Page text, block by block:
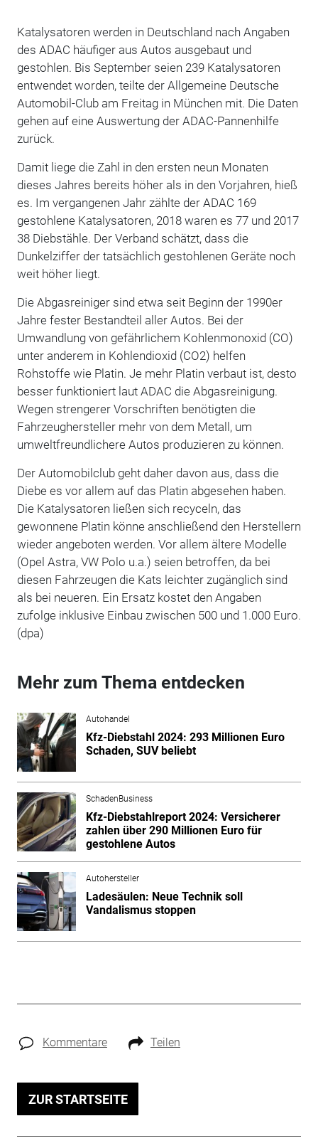
Katalysatoren werden in Deutschland nach Angaben
des ADAC häufiger aus Autos ausgebaut und
gestohlen. Bis September seien 239 Katalysatoren
entwendet worden, teilte der Allgemeine Deutsche
Automobil-Club am Freitag in München mit. Die Daten
gehen auf eine Auswertung der ADAC-Pannenhilfe
zurück.
Damit liege die Zahl in den ersten neun Monaten
dieses Jahres bereits höher als in den Vorjahren, hieß
es. Im vergangenen Jahr zählte der ADAC 169
gestohlene Katalysatoren, 2018 waren es 77 und 2017
38 Diebstähle. Der Verband schätzt, dass die
Dunkelziffer der tatsächlich gestohlenen Geräte noch
weit höher liegt.
Die Abgasreiniger sind etwa seit Beginn der 1990er
Jahre fester Bestandteil aller Autos. Bei der
Umwandlung von gefährlichem Kohlenmonoxid (CO)
unter anderem in Kohlendioxid (CO2) helfen
Rohstoffe wie Platin. Je mehr Platin verbaut ist, desto
besser funktioniert laut ADAC die Abgasreinigung.
Wegen strengerer Vorschriften benötigten die
Fahrzeughersteller mehr von dem Metall, um
umweltfreundlichere Autos produzieren zu können.
Der Automobilclub geht daher davon aus, dass die
Diebe es vor allem auf das Platin abgesehen haben.
Die Katalysatoren ließen sich recyceln, das
gewonnene Platin könne anschließend den Herstellern
wieder angeboten werden. Vor allem ältere Modelle
(Opel Astra, VW Polo u.a.) seien betroffen, da bei
diesen Fahrzeugen die Kats leichter zugänglich sind
als bei neueren. Ein Ersatz kostet den Angaben
zufolge inklusive Einbau zwischen 500 und 1.000 Euro.
(dpa)
Mehr zum Thema entdecken
Autohandel
Kfz-Diebstahl 2024: 293 Millionen Euro
Schaden, SUV beliebt
SchadenBusiness
Kfz-Diebstahlreport 2024: Versicherer
zahlen über 290 Millionen Euro für
gestohlene Autos
Autohersteller
Ladesäulen: Neue Technik soll
Vandalismus stoppen
Kommentare Teilen
ZUR STARTSEITE